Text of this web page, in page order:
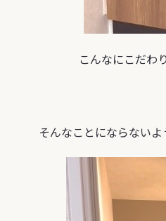
こんなにこだわ
そんなことにならない